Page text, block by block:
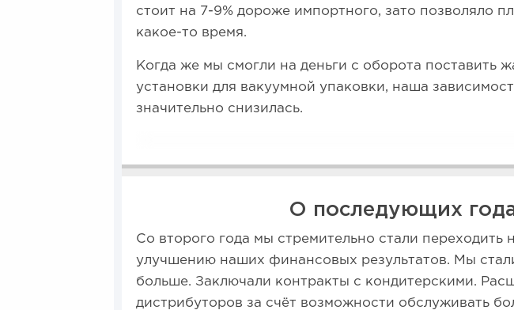
стоит на 7-9% дороже импортного, зато позволяло
какое-то время.
Когда же мы смогли на деньги с оборота поставить
установки для вакуумной упаковки, наша
значительно снизилась.
О последующих
Со второго года мы стремительно стали переходить
улучшению наших финансовых результатов. Мы
больше. Заключали контракты с кондитерскими.
дистрибуторов за счёт возможности обслуживать